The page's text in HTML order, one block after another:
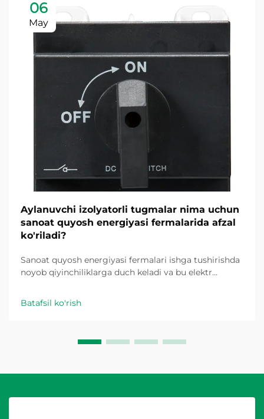
06
May
Aylanuvchi izolyatorli tugmalar nima uchun
sanoat quyosh energiyasi fermalarida afzal
ko'riladi?
Sanoat quyosh energiyasi fermalari ishga tushirishda
noyob qiyinchiliklarga duch keladi va bu elektr
texnik xizmat ko'rsatish talablari minimal bo'lgan
uskunalar talab qiladi. Turli xil uzuvchi yechimlar
Batafsil ko'rish